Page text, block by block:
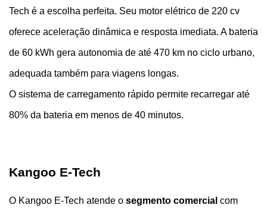
Tech é a escolha perfeita. Seu motor elétrico de 220 cv
oferece aceleração dinâmica e resposta imediata. A bateria
de 60 kWh gera autonomia de até 470 km no ciclo urbano,
adequada também para viagens longas.
O sistema de carregamento rápido permite recarregar até
80% da bateria em menos de 40 minutos.
Kangoo E-Tech
O Kangoo E-Tech atende o segmento comercial com